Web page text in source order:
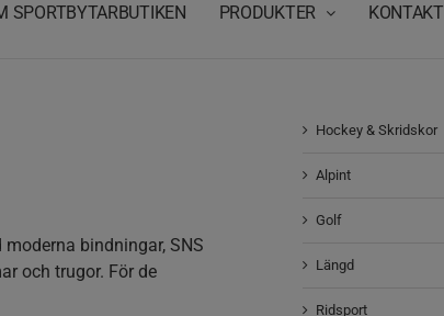
SPORTBYTARBUTIKEN PRODUKTER KONTAKT
bindningar, SNS
och trugor. För de
Hockey & Skridskor
Alpint
Golf
Längd
Ridsport